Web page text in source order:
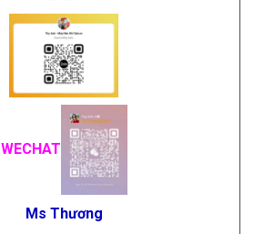
WECHAT
Ms Thương